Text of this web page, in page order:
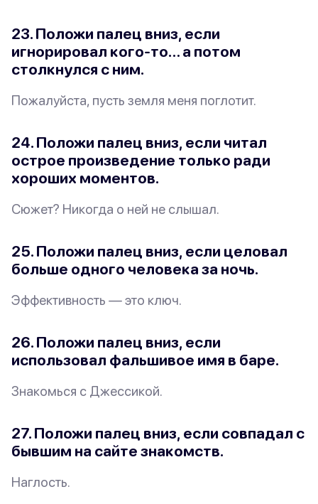
23. Положи палец вниз, если
игнорировал кого-то… а потом
столкнулся с ним.
Пожалуйста, пусть земля меня поглотит.
24. Положи палец вниз, если читал
острое произведение только ради
хороших моментов.
Сюжет? Никогда о ней не слышал.
25. Положи палец вниз, если целовал
больше одного человека за ночь.
Эффективность — это ключ.
26. Положи палец вниз, если
использовал фальшивое имя в баре.
Знакомься с Джессикой.
27. Положи палец вниз, если совпадал с
бывшим на сайте знакомств.
Наглость.